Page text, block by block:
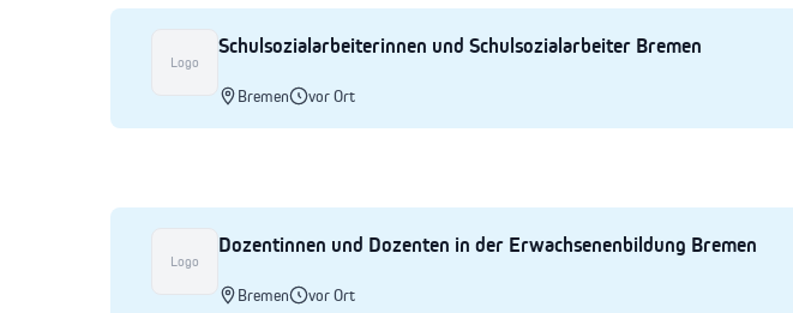
Logo
Schulsozialarbeiterinnen und Schulsozialarbeiter Bremen
Bremen vor Ort
Logo
Dozentinnen und Dozenten in der Erwachsenenbildung Bremen
Bremen vor Ort